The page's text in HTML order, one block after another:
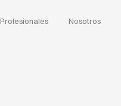
Profesionales Nosotros